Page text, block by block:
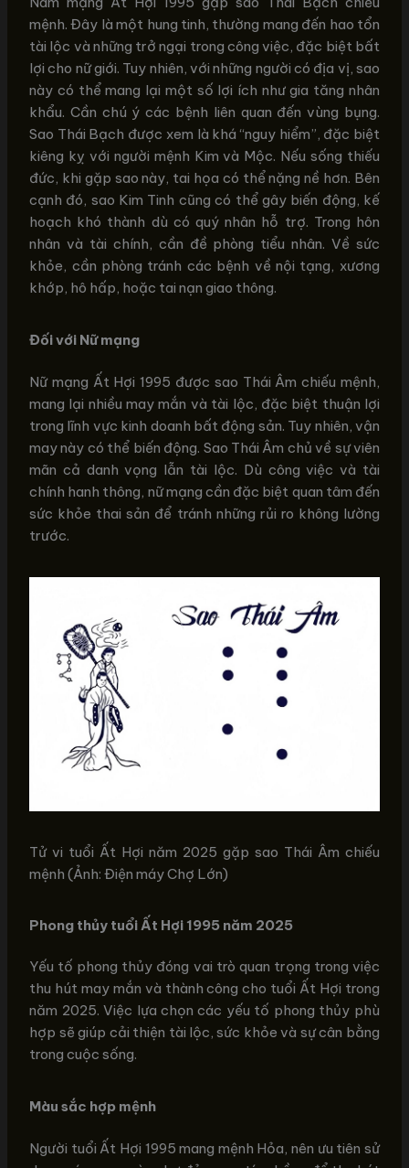
mệnh. Đây là một hung tinh, thường mang đến hao tổn
tài lộc và những trở ngại trong công việc, đặc biệt bất
lợi cho nữ giới. Tuy nhiên, với những người có địa vị, sao
này có thể mang lại một số lợi ích như gia tăng nhân
khẩu. Cần chú ý các bệnh liên quan đến vùng bụng.
Sao Thái Bạch được xem là khá “nguy hiểm”, đặc biệt
kiêng kỵ với người mệnh Kim và Mộc. Nếu sống thiếu
đức, khi gặp sao này, tai họa có thể nặng nề hơn. Bên
cạnh đó, sao Kim Tinh cũng có thể gây biến động, kế
hoạch khó thành dù có quý nhân hỗ trợ. Trong hôn
nhân và tài chính, cần đề phòng tiểu nhân. Về sức
khỏe, cần phòng tránh các bệnh về nội tạng, xương
khớp, hô hấp, hoặc tai nạn giao thông.
Đối với Nữ mạng
Nữ mạng Ất Hợi 1995 được sao Thái Âm chiếu mệnh,
mang lại nhiều may mắn và tài lộc, đặc biệt thuận lợi
trong lĩnh vực kinh doanh bất động sản. Tuy nhiên, vận
may này có thể biến động. Sao Thái Âm chủ về sự viên
mãn cả danh vọng lẫn tài lộc. Dù công việc và tài
chính hanh thông, nữ mạng cần đặc biệt quan tâm đến
sức khỏe thai sản để tránh những rủi ro không lường
trước.
Tử vi tuổi Ất Hợi năm 2025 gặp sao Thái Âm chiếu
mệnh (Ảnh: Điện máy Chợ Lớn)
Phong thủy tuổi Ất Hợi 1995 năm 2025
Yếu tố phong thủy đóng vai trò quan trọng trong việc
thu hút may mắn và thành công cho tuổi Ất Hợi trong
năm 2025. Việc lựa chọn các yếu tố phong thủy phù
hợp sẽ giúp cải thiện tài lộc, sức khỏe và sự cân bằng
trong cuộc sống.
Màu sắc hợp mệnh
Người tuổi Ất Hợi 1995 mang mệnh Hỏa, nên ưu tiên sử